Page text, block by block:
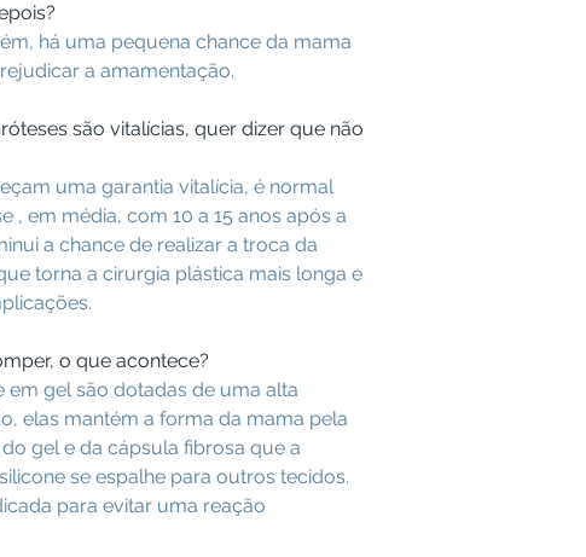
há uma pequena chance da mama
a amamentação.
são vitalícias, quer dizer que não
uma garantia vitalícia, é normal
, em média, com 10 a 15 anos após a
a chance de realizar a troca da
torna a cirurgia plástica mais longa e
o que acontece?
em gel são dotadas de uma alta
elas mantém a forma da mama pela
gel e da cápsula fibrosa que a
se espalhe para outros tecidos.
para evitar uma reação